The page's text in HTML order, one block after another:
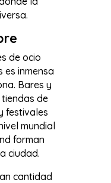
de ocio
inmensa
Bares y
de
festivales
mundial
forman
ciudad.
cantidad